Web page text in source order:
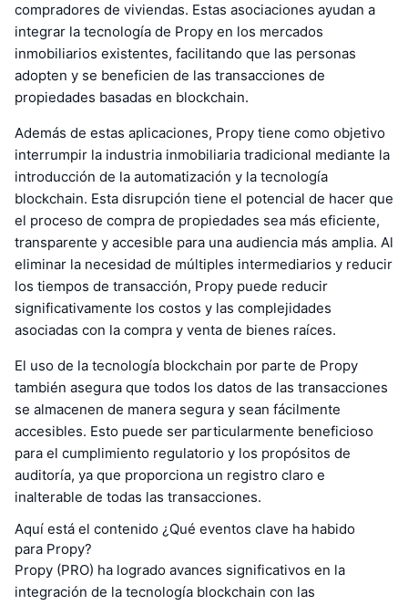
compradores de viviendas. Estas asociaciones ayudan a
integrar la tecnología de Propy en los mercados
inmobiliarios existentes, facilitando que las personas
adopten y se beneficien de las transacciones de
propiedades basadas en blockchain.
Además de estas aplicaciones, Propy tiene como objetivo
interrumpir la industria inmobiliaria tradicional mediante la
introducción de la automatización y la tecnología
blockchain. Esta disrupción tiene el potencial de hacer que
el proceso de compra de propiedades sea más eficiente,
transparente y accesible para una audiencia más amplia. Al
eliminar la necesidad de múltiples intermediarios y reducir
los tiempos de transacción, Propy puede reducir
significativamente los costos y las complejidades
asociadas con la compra y venta de bienes raíces.
El uso de la tecnología blockchain por parte de Propy
también asegura que todos los datos de las transacciones
se almacenen de manera segura y sean fácilmente
accesibles. Esto puede ser particularmente beneficioso
para el cumplimiento regulatorio y los propósitos de
auditoría, ya que proporciona un registro claro e
inalterable de todas las transacciones.
Aquí está el contenido ¿Qué eventos clave ha habido
para Propy?
Propy (PRO) ha logrado avances significativos en la
integración de la tecnología blockchain con las